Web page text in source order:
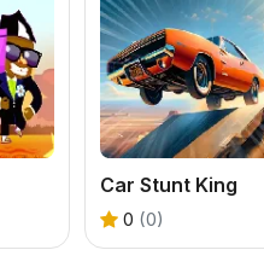
Car Stunt King
0 (0)